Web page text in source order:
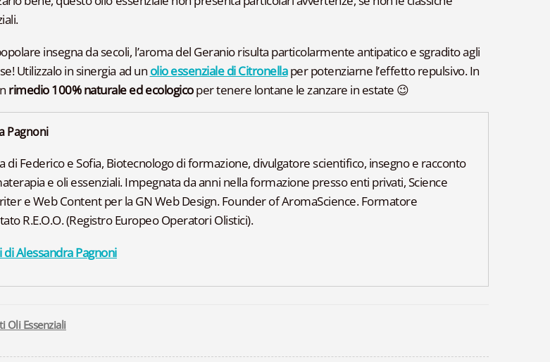
insegna da secoli, l’aroma del Geranio risulta particolarmente antipatico e sgradito agli
Utilizzalo in sinergia ad un olio essenziale di Citronellaper potenziarne l’effetto repulsivo. In
rimedio 100% naturale ed ecologicoper tenere lontane le zanzare in estate 😉
Pagnoni
di Federico e Sofia, Biotecnologo di formazione, divulgatore scientifico, insegno e racconto
e oli essenziali. Impegnata da anni nella formazione presso enti privati, Science
e Web Content per la GN Web Design. Founder of AromaScience. Formatore
R.E.O.O. (Registro Europeo Operatori Olistici).
Alessandra Pagnoni
Oli Essenziali